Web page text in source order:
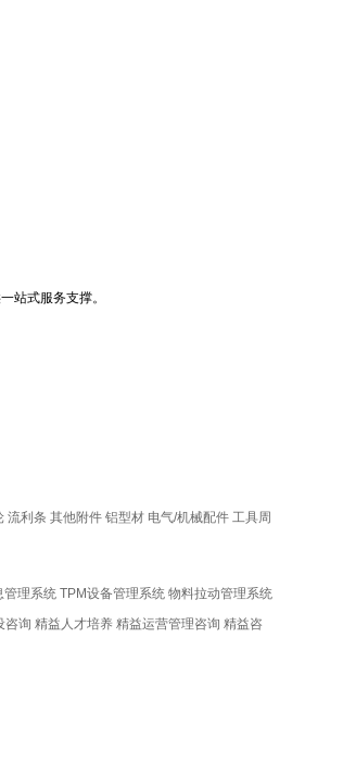
站式服务支撑。
流利条 其他附件 铝型材 电气/机械配件 工具周
管理系统 TPM设备管理系统 物料拉动管理系统
咨询 精益人才培养 精益运营管理咨询 精益咨